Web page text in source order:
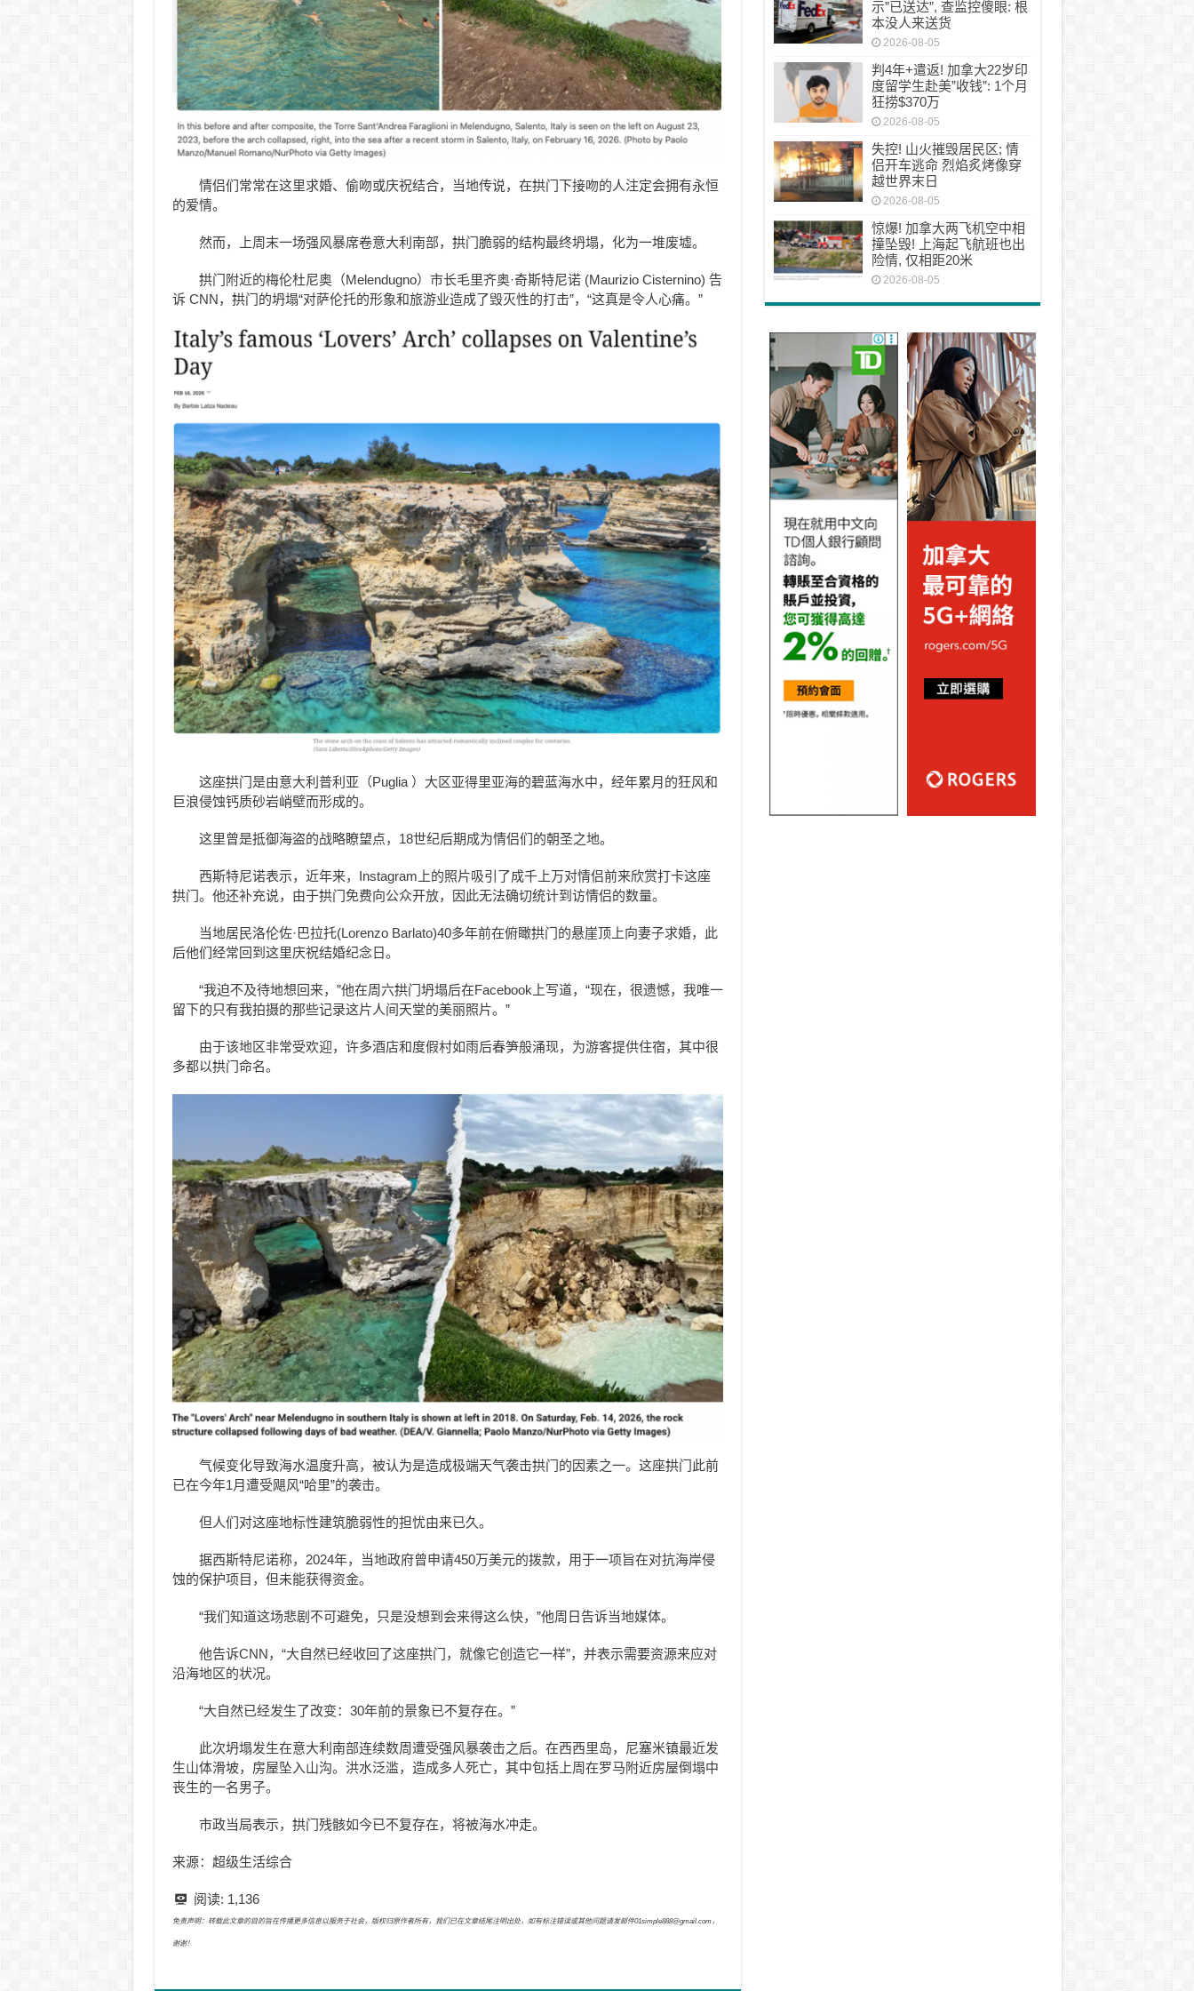
情侣们常常在这里求婚、偷吻或庆祝结合，当地传说，在拱门下接吻的人注定会拥有永恒
的爱情。
然而，上周末一场强风暴席卷意大利南部，拱门脆弱的结构最终坍塌，化为一堆废墟。
拱门附近的梅伦杜尼奥（Melendugno）市长毛里齐奥·奇斯特尼诺 (Maurizio Cisternino) 告
诉 CNN，拱门的坍塌“对萨伦托的形象和旅游业造成了毁灭性的打击”，“这真是令人心痛。”
这座拱门是由意大利普利亚（Puglia ）大区亚得里亚海的碧蓝海水中，经年累月的狂风和
巨浪侵蚀钙质砂岩峭壁而形成的。
这里曾是抵御海盗的战略瞭望点，18世纪后期成为情侣们的朝圣之地。
西斯特尼诺表示，近年来，Instagram上的照片吸引了成千上万对情侣前来欣赏打卡这座
拱门。他还补充说，由于拱门免费向公众开放，因此无法确切统计到访情侣的数量。
当地居民洛伦佐·巴拉托(Lorenzo Barlato)40多年前在俯瞰拱门的悬崖顶上向妻子求婚，此
后他们经常回到这里庆祝结婚纪念日。
“我迫不及待地想回来，”他在周六拱门坍塌后在Facebook上写道，“现在，很遗憾，我唯一
留下的只有我拍摄的那些记录这片人间天堂的美丽照片。”
由于该地区非常受欢迎，许多酒店和度假村如雨后春笋般涌现，为游客提供住宿，其中很
多都以拱门命名。
气候变化导致海水温度升高，被认为是造成极端天气袭击拱门的因素之一。这座拱门此前
已在今年1月遭受飓风“哈里”的袭击。
但人们对这座地标性建筑脆弱性的担忧由来已久。
据西斯特尼诺称，2024年，当地政府曾申请450万美元的拨款，用于一项旨在对抗海岸侵
蚀的保护项目，但未能获得资金。
“我们知道这场悲剧不可避免，只是没想到会来得这么快，”他周日告诉当地媒体。
他告诉CNN，“大自然已经收回了这座拱门，就像它创造它一样”，并表示需要资源来应对
沿海地区的状况。
“大自然已经发生了改变：30年前的景象已不复存在。”
此次坍塌发生在意大利南部连续数周遭受强风暴袭击之后。在西西里岛，尼塞米镇最近发
生山体滑坡，房屋坠入山沟。洪水泛滥，造成多人死亡，其中包括上周在罗马附近房屋倒塌中
丧生的一名男子。
市政当局表示，拱门残骸如今已不复存在，将被海水冲走。
来源：超级生活综合
阅读: 1,136
免责声明：转载此文章的目的旨在传播更多信息以服务于社会，版权归原作者所有，我们已在文章结尾注明出处，如有标注错误或其他问题请发邮件01simple888@gmail.com，
谢谢！
示”已送达”, 查监控傻眼: 根
本没人来送货
2026-08-05
判4年+遣返! 加拿大22岁印
度留学生赴美”收钱”: 1个月
狂捞$370万
2026-08-05
失控! 山火摧毁居民区; 情
侣开车逃命 烈焰炙烤像穿
越世界末日
2026-08-05
惊爆! 加拿大两飞机空中相
撞坠毁! 上海起飞航班也出
险情, 仅相距20米
2026-08-05